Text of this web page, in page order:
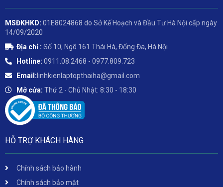
MSĐKHKD: 01E8024868 do Sở Kế Hoạch và Đầu Tư Hà Nội cấp ngày
14/09/2020
Địa chỉ : Số 10, Ngõ 161 Thái Hà, Đống Đa, Hà Nội
Hotline: 0911.08.2468 - 0977.809.723
Email: linhkienlaptopthaiha@gmail.com
Mở cửa: Thứ 2 - Chủ Nhật: 8:30 - 18:30
HỖ TRỢ KHÁCH HÀNG
Chính sách bảo hành
Chính sách bảo mật